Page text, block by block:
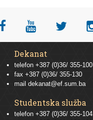
Dekanat
telefon +387 (0)36/ 355-100
fax +387 (0)36/ 355-130
mail dekanat@ef.sum.ba
Studentska služba
telefon +387 (0)36/ 355-104